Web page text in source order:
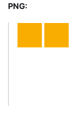
PNG: